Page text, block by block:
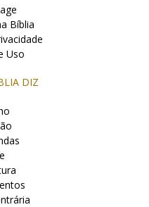
Bíblia
Uso
DIZ